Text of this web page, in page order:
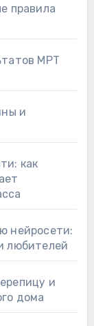
правила
МРТ
и
как
нейросети:
любителей
и
дома